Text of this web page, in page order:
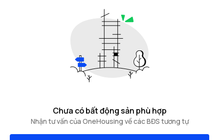
Chưa có bất động sản phù hợp
Nhận tư vấn của OneHousing về các BĐS tương tự